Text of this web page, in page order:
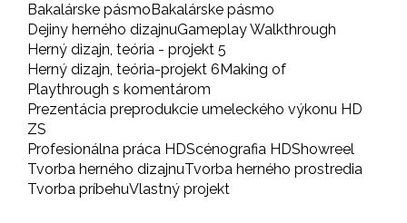
Bakalárske pásmoBakalárske pásmo
Dejiny herného dizajnuGameplay Walkthrough
Herný dizajn, teória - projekt 5
Herný dizajn, teória-projekt 6Making of
Playthrough s komentárom
Prezentácia preprodukcie umeleckého výkonu HD
ZS
Profesionálna práca HDScénografia HDShowreel
Tvorba herného dizajnuTvorba herného prostredia
Tvorba príbehuVlastný projekt